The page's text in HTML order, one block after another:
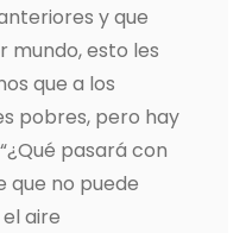
y que
mundo, esto les
que a los
pobres, pero hay
pasará con
que no puede
aire